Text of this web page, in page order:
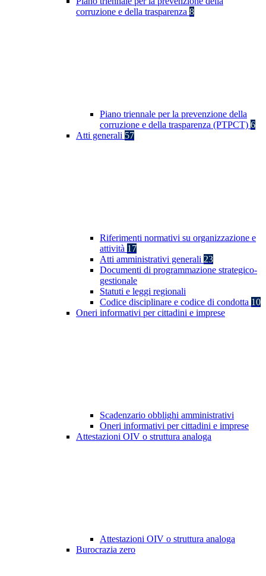
corruzione e della trasparenza 8
Piano triennale per la prevenzione della
corruzione e della trasparenza (PTPCT) 6
Atti generali 57
Riferimenti normativi su organizzazione e
attività 17
Atti amministrativi generali 23
Documenti di programmazione strategico-
gestionale
Statuti e leggi regionali
Codice disciplinare e codice di condotta 10
Oneri informativi per cittadini e imprese
Scadenzario obblighi amministrativi
Oneri informativi per cittadini e imprese
Attestazioni OIV o struttura analoga
Attestazioni OIV o struttura analoga
Burocrazia zero